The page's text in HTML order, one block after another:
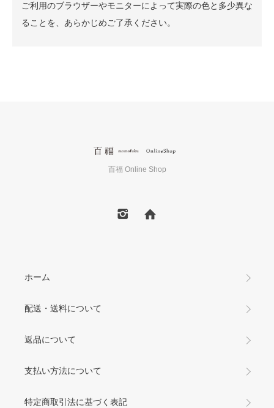
ご利用のブラウザーやモニターによって実際の色と多少異な
ることを、あらかじめご了承ください。
百福 Online Shop
ホーム
配送・送料について
返品について
支払い方法について
特定商取引法に基づく表記